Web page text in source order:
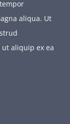
aliqua. Ut
aliquip ex ea